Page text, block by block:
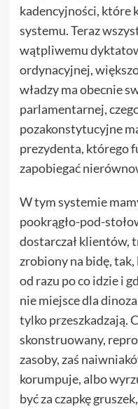
kadencyjności, które
systemu. Teraz
wątpliwemu
ordynacyjnej,
władzy ma obecnie
parlamentarnej,
pozakonstytucyjne
prezydenta, którego
zapobiegać
W tym systemie
pookrągło-pod-
dostarczał klientów,
zrobiony na bidę,
od razu po co idzie i
nie miejsce dla
tylko przeszkadzają.
skonstruowany,
zasoby, zaś
korumpuje, albo
być za czapkę